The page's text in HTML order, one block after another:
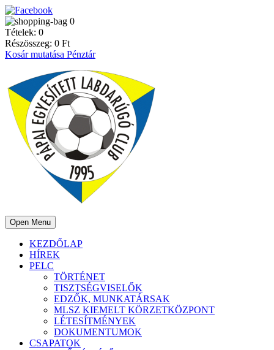
0
Tételek: 0
Részösszeg: 0 Ft
Kosár mutatása Pénztár
Open Menu
KEZDŐLAP
HÍREK
PELC
TÖRTÉNET
TISZTSÉGVISELŐK
EDZŐK, MUNKATÁRSAK
MLSZ KIEMELT KÖRZETKÖZPONT
LÉTESÍTMÉNYEK
DOKUMENTUMOK
CSAPATOK